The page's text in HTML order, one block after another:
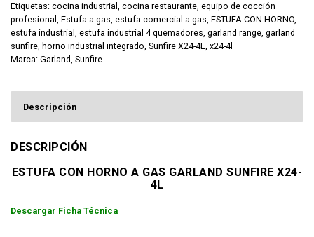
Etiquetas: cocina industrial , cocina restaurante, equipo de cocción
profesional , Estufa a gas, estufa comercial a gas, ESTUFA CON HORNO,
estufa industrial , estufa industrial 4 quemadores, garland range, garland
sunfire, horno industrial integrado, Sunfire X24-4L, x24-4l
Marca: Garland, Sunfire
Descripción
DESCRIPCIÓN
ESTUFA CON HORNO A GAS GARLAND SUNFIRE X24-
4L
Descargar Ficha Técnica